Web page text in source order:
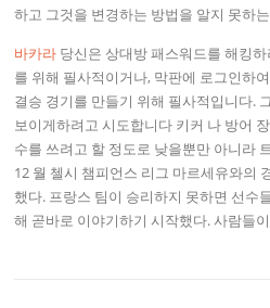
하고 그것을 변경하는 방법을 알지 못하
바카라 당신은 상대방 패스워드를 해킹
를 위해 필사적이거나, 막판에 로그인하
결승 경기를 만들기 위해 필사적입니다.
보이게하려고 시도합니다 키커 나 방어
수를 쓰려고 할 정도로 낮을뿐만 아니라
12 월 첼시 챔피언스 리그 마르세유와의
했다. 프랑스 팀이 승리하지 못하면 선수
해 곧바로 이야기하기 시작했다. 사람들